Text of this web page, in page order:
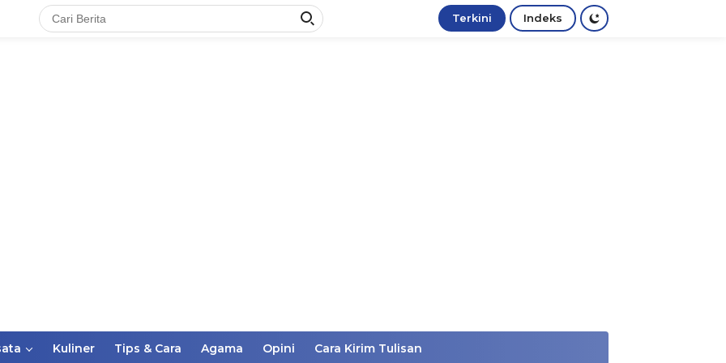
Terkini Indeks
Kuliner Tips & Cara Agama Opini Cara Kirim Tulisan